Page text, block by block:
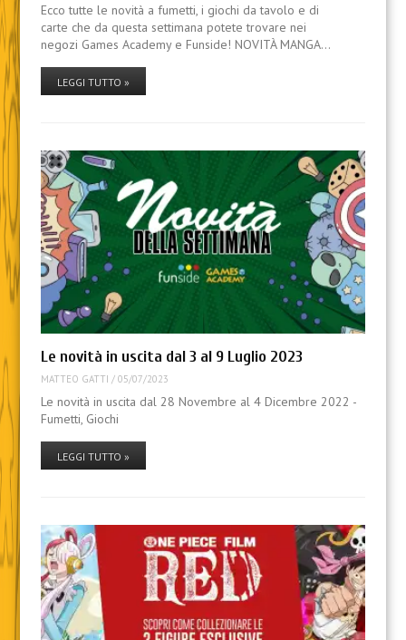
Ecco tutte le novità a fumetti, i giochi da tavolo e di
carte che da questa settimana potete trovare nei
negozi Games Academy e Funside! NOVITÀ MANGA…
LEGGI TUTTO »
Le novità in uscita dal 3 al 9 Luglio 2023
MATTEO GATTI / 05/07/2023
Le novità in uscita dal 28 Novembre al 4 Dicembre 2022 -
Fumetti, Giochi
LEGGI TUTTO »